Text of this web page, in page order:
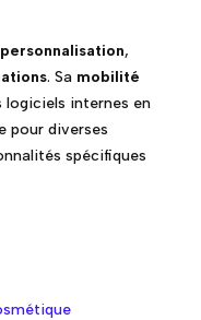
personnalisation,
. Sa mobilité
logiciels internes en
pour diverses
spécifiques